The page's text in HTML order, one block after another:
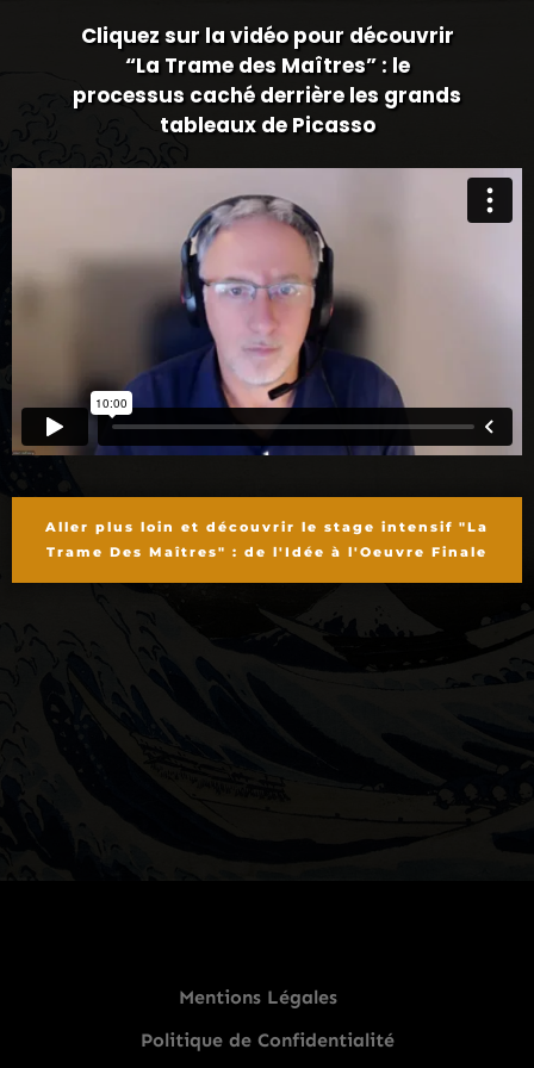
Cliquez sur la vidéo pour découvrir
“La Trame des Maîtres” : le
processus caché derrière les grands
tableaux de Picasso
Aller plus loin et découvrir le stage intensif "La
Trame Des Maîtres" : de l'Idée à l'Oeuvre Finale
Mentions Légales
Politique de Confidentialité